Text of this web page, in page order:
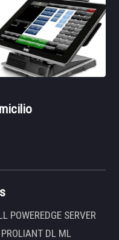
POWEREDGE SERVER
PROLIANT DL ML